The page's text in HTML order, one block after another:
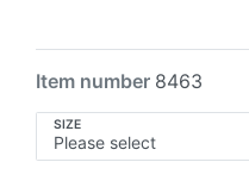
Item number 8463
SIZE